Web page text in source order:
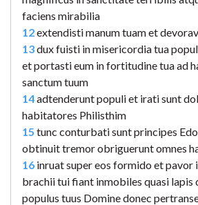
faciens mirabilia
12extendisti manum tuam et
13dux fuisti in misericordia tua
et portasti eum in fortitudine tua ad
sanctum tuum
14adtenderunt populi et irati sunt
habitatores Philisthim
15 tunc conturbati sunt principes
obtinuit tremor obriguerunt omnes
16 inruat super eos formido et pavor
brachii tui fiant inmobiles quasi lapis
populus tuus Domine donec